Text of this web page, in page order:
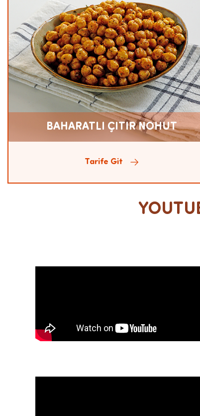
BAHARATLI ÇITIR NOHUT
Tarife Git